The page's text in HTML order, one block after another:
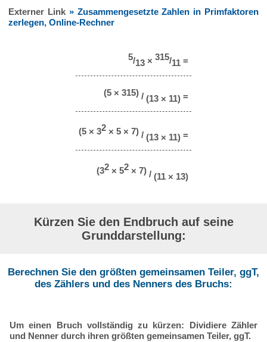
Externer Link » Zusammengesetzte Zahlen in Primfaktoren
zerlegen, Online-Rechner
5/13 × 315/11 =
(5 × 315) / (13 × 11) =
(5 × 32 × 5 × 7) / (13 × 11) =
(32 × 52 × 7) / (11 × 13)
Kürzen Sie den Endbruch auf seine
Grunddarstellung:
Berechnen Sie den größten gemeinsamen Teiler, ggT,
des Zählers und des Nenners des Bruchs:
Um einen Bruch vollständig zu kürzen: Dividiere Zähler
und Nenner durch ihren größten gemeinsamen Teiler, ggT.